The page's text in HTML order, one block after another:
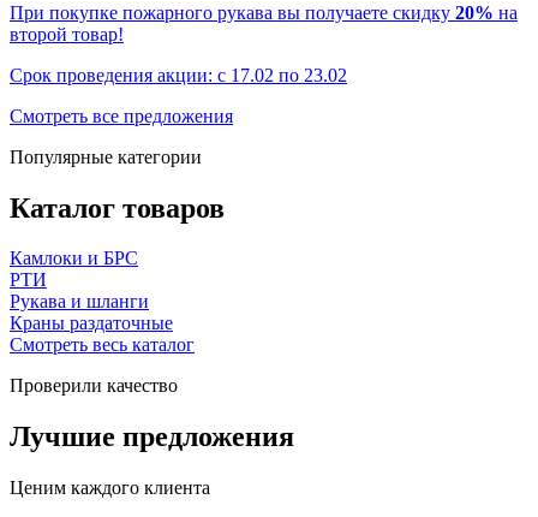
При покупке пожарного рукава вы получаете скидку 20% на
второй товар!
Срок проведения акции: с 17.02 по 23.02
Смотреть все предложения
Популярные категории
Каталог товаров
Камлоки и БРС
РТИ
Рукава и шланги
Краны раздаточные
Смотреть весь каталог
Проверили качество
Лучшие предложения
Ценим каждого клиента